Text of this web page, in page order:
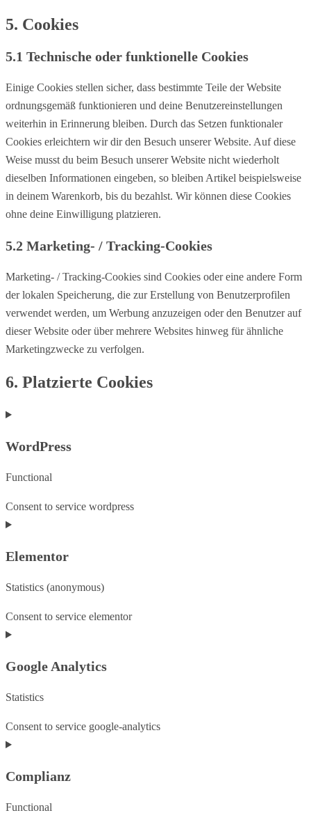
5. Cookies
5.1 Technische oder funktionelle Cookies
Einige Cookies stellen sicher, dass bestimmte Teile der Website
ordnungsgemäß funktionieren und deine Benutzereinstellungen
weiterhin in Erinnerung bleiben. Durch das Setzen funktionaler
Cookies erleichtern wir dir den Besuch unserer Website. Auf diese
Weise musst du beim Besuch unserer Website nicht wiederholt
dieselben Informationen eingeben, so bleiben Artikel beispielsweise
in deinem Warenkorb, bis du bezahlst. Wir können diese Cookies
ohne deine Einwilligung platzieren.
5.2 Marketing- / Tracking-Cookies
Marketing- / Tracking-Cookies sind Cookies oder eine andere Form
der lokalen Speicherung, die zur Erstellung von Benutzerprofilen
verwendet werden, um Werbung anzuzeigen oder den Benutzer auf
dieser Website oder über mehrere Websites hinweg für ähnliche
Marketingzwecke zu verfolgen.
6. Platzierte Cookies
WordPress
Functional
Consent to service wordpress
Elementor
Statistics (anonymous)
Consent to service elementor
Google Analytics
Statistics
Consent to service google-analytics
Complianz
Functional